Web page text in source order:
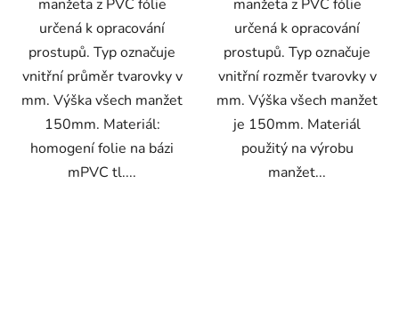
manžeta z PVC fólie
určená k opracování
prostupů. Typ označuje
vnitřní průměr tvarovky v
mm. Výška všech manžet
150mm. Materiál:
homogení folie na bázi
mPVC tl....
manžeta z PVC fólie
určená k opracování
prostupů. Typ označuje
vnitřní rozměr tvarovky v
mm. Výška všech manžet
je 150mm. Materiál
použitý na výrobu
manžet...